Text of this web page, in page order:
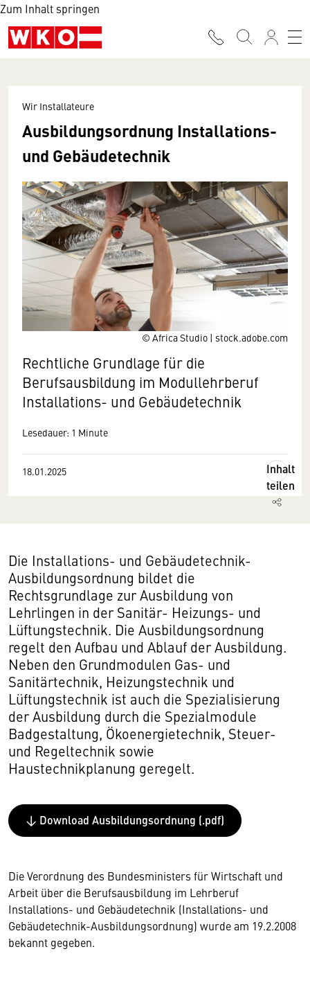
Zum Inhalt springen
© Africa Studio | stock.adobe.com
Wir Installateure
Ausbildungsordnung Installations-
und Gebäudetechnik
Rechtliche Grundlage für die
Berufsausbildung im Modullehrberuf
Installations- und Gebäudetechnik
Lesedauer: 1 Minute
18.01.2025
Inhalt
teilen
Die Installations- und Gebäudetechnik-
Ausbildungsordnung bildet die
Rechtsgrundlage zur Ausbildung von
Lehrlingen in der Sanitär- Heizungs- und
Lüftungstechnik. Die Ausbildungsordnung
regelt den Aufbau und Ablauf der Ausbildung.
Neben den Grundmodulen Gas- und
Sanitärtechnik, Heizungstechnik und
Lüftungstechnik ist auch die Spezialisierung
der Ausbildung durch die Spezialmodule
Badgestaltung, Ökoenergietechnik, Steuer-
und Regeltechnik sowie
Haustechnikplanung geregelt.
↓ Download Ausbildungsordnung (.pdf)
Die Verordnung des Bundesministers für Wirtschaft und
Arbeit über die Berufsausbildung im Lehrberuf
Installations- und Gebäudetechnik (Installations- und
Gebäudetechnik-Ausbildungsordnung) wurde am 19.2.2008
bekannt gegeben.